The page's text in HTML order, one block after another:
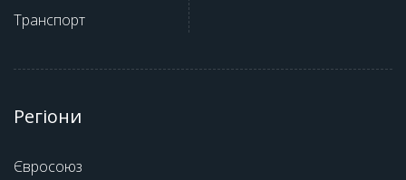
Транспорт
Регіони
Євросоюз